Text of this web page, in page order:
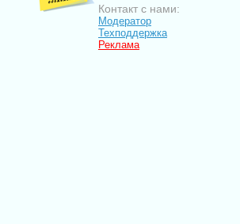
Контакт с нами:
Модератор
Техподдержка
Реклама